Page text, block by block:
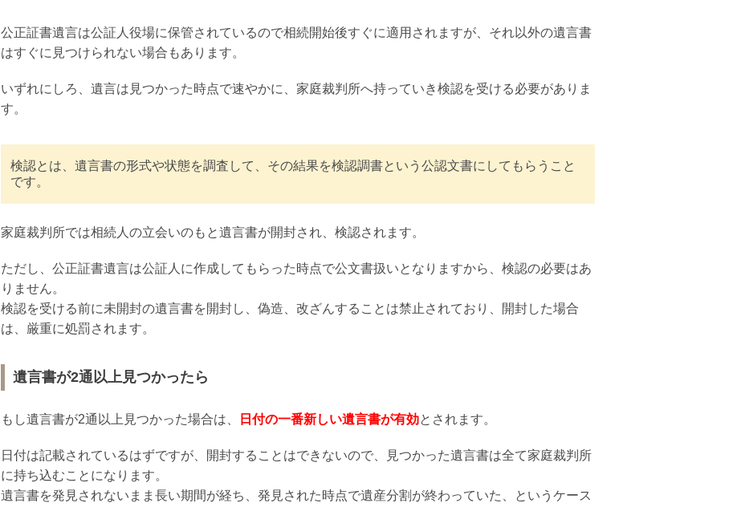
公正証書遺言は公証人役場に保管されているので相続開始後すぐに適用されますが、それ以外の遺言書
はすぐに見つけられない場合もあります。
いずれにしろ、遺言は見つかった時点で速やかに、家庭裁判所へ持っていき検認を受ける必要がありま
す。
検認とは、遺言書の形式や状態を調査して、その結果を検認調書という公認文書にしてもらうこと
です。
家庭裁判所では相続人の立会いのもと遺言書が開封され、検認されます。
ただし、公正証書遺言は公証人に作成してもらった時点で公文書扱いとなりますから、検認の必要はあ
りません。
検認を受ける前に未開封の遺言書を開封し、偽造、改ざんすることは禁止されており、開封した場合
は、厳重に処罰されます。
遺言書が2通以上見つかったら
もし遺言書が2通以上見つかった場合は、 日付の一番新しい遺言書が有効とされます。
日付は記載されているはずですが、開封することはできないので、見つかった遺言書は全て家庭裁判所
に持ち込むことになります。
遺言書を発見されないまま長い期間が経ち、発見された時点で遺産分割が終わっていた、というケース